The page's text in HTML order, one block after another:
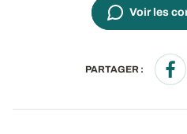
Voir les
PARTAGER :